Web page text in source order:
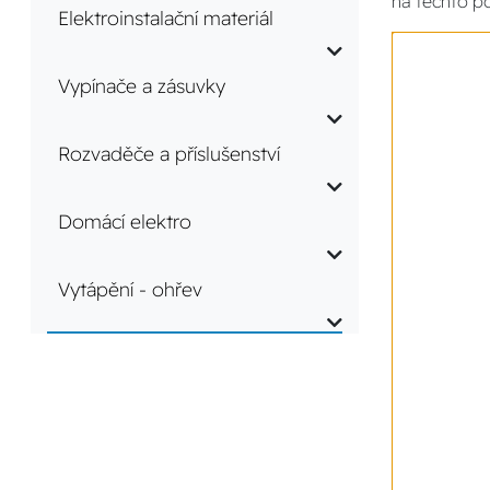
Elektroinstalační materiál
Vypínače a zásuvky
Rozvaděče a příslušenství
Domácí elektro
Vytápění - ohřev